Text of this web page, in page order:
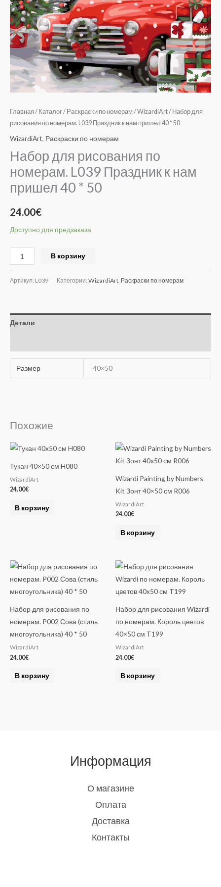
Главная / Каталог/ Раскраски по номерам /WizardiArt/ Набор для
рисования по номерам. L039 Праздник к нам пришел 40 * 50
WizardiArt, Раскраски по номерам
Набор для рисования по
номерам. L039 Праздник к нам
пришел 40 * 50
24.00€
Доступно для предзаказа
*
50
В корзину
Артикул: L039 Категории: WizardiArt Раскраски по номерам
Детали
Размер 40×50
Похожие
Тукан 40×50 см H080
WizardiArt
24.00€
В корзину
Wizardi Painting by Numbers
Kit Зонт 40×50 см R006
WizardiArt
24.00€
В корзину
Набор для рисования по
номерам. P002 Сова (стиль
многоугольника) 40 * 50
WizardiArt
24.00€
В корзину
Набор для рисования Wizardi
по номерам. Король цветов
40×50 см T199
WizardiArt
24.00€
В корзину
Информация
О магазине
Оплата
Доставка
Контакты